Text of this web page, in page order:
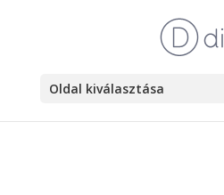
Oldal kiválasztása